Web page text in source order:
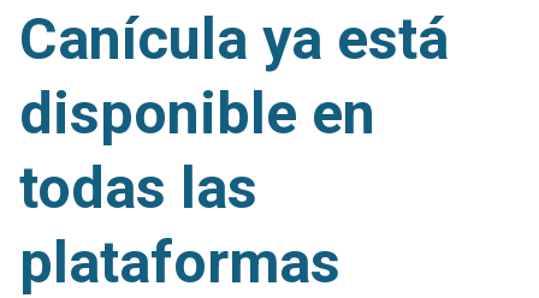
Canícula ya está
disponible en
todas las
plataformas